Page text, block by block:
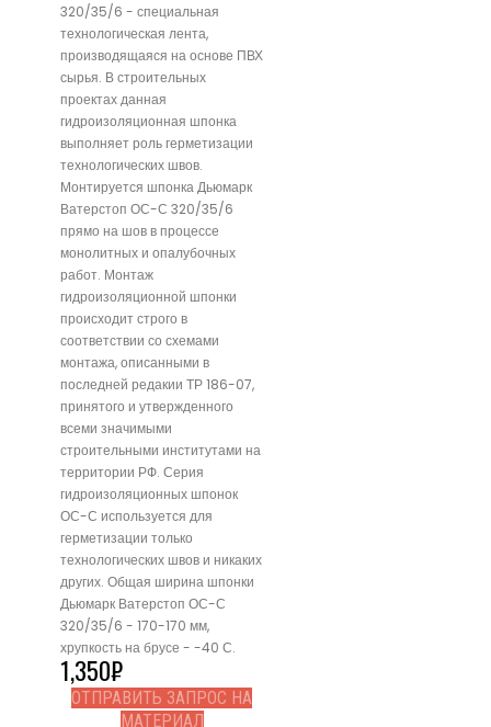
320/35/6 - специальная
технологическая лента,
производящаяся на основе ПВХ
сырья. В строительных
проектах данная
гидроизоляционная шпонка
выполняет роль герметизации
технологических швов.
Монтируется шпонка Дьюмарк
Ватерстоп ОС-С 320/35/6
прямо на шов в процессе
монолитных и опалубочных
работ. Монтаж
гидроизоляционной шпонки
происходит строго в
соответствии со схемами
монтажа, описанными в
последней редакии ТР 186-07,
принятого и утвержденного
всеми значимыми
строительными институтами на
территории РФ. Серия
гидроизоляционных шпонок
ОС-С используется для
герметизации только
технологических швов и никаких
других. Общая ширина шпонки
Дьюмарк Ватерстоп ОС-С
320/35/6 - 170-170 мм,
хрупкость на брусе - -40 С.
1,350₽
ОТПРАВИТЬ ЗАПРОС НА
МАТЕРИАЛ